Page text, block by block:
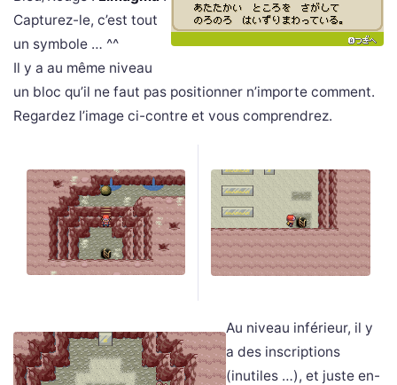
Capturez-le, c’est tout
un symbole … ^^
Il y a au même niveau
un bloc qu’il ne faut pas positionner n’importe comment.
Regardez l’image ci-contre et vous comprendrez.
Au niveau inférieur, il y
a des inscriptions
(inutiles …), et juste en-